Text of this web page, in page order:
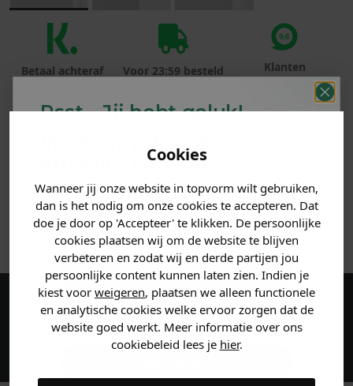
Cookies
Wanneer jij onze website in topvorm wilt gebruiken,
dan is het nodig om onze cookies te accepteren. Dat
doe je door op 'Accepteer' te klikken. De persoonlijke
cookies plaatsen wij om de website te blijven
verbeteren en zodat wij en derde partijen jou
persoonlijke content kunnen laten zien. Indien je
kiest voor weigeren, plaatsen we alleen functionele
en analytische cookies welke ervoor zorgen dat de
website goed werkt. Meer informatie over ons
cookiebeleid lees je hier.
Betaal achteraf
Voor 23:59 besteld
Klanten
beoordelen ons
met een 9,6!
MATERIAAL & WASVOORSCHRIFT
ANDERE BESTELDEN OOK
Maak een account aan en ontvang 5%
korting op je eerste bestelling!
Psst... Jij hebt geluk!
Welke mystery
krijg jij? (Tot-30%
Vertel ons waar je naar op
zoek bent. 👇
Heren kleding
Dames kleding